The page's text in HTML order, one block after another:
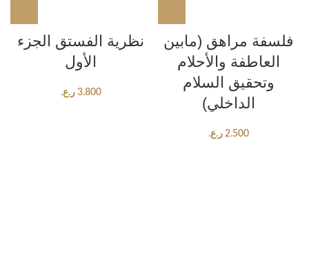
نظرية الفستق الجزء
الأول
3.800 ر.ع.
فلسفة مراهق (مابين
العاطفة والأحلام
وتحقيق السلام
الداخلي)
2.500 ر.ع.